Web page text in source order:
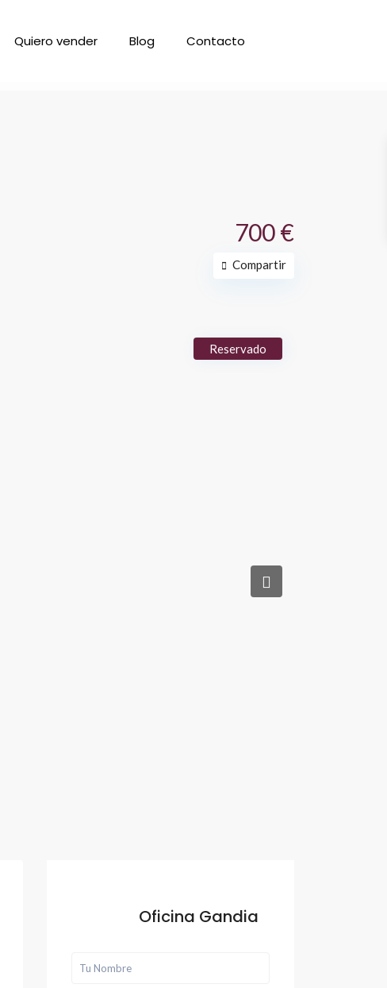
Quiero vender Blog Contacto
700 €
Compartir
Reservado
Oficina Gandia